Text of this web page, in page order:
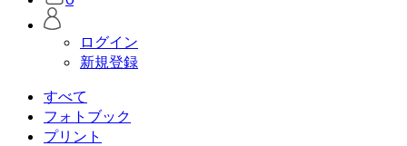
ログイン
新規登録
すべて
フォトブック
プリント